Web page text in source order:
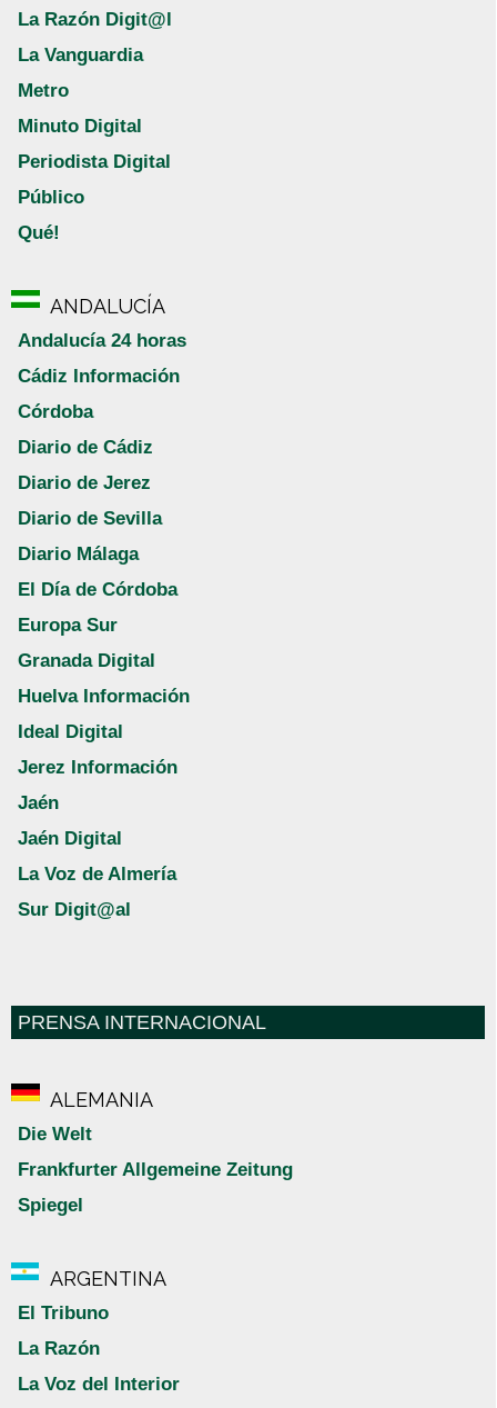
La Razón Digit@l
La Vanguardia
Metro
Minuto Digital
Periodista Digital
Público
Qué!
ANDALUCÍA
Andalucía 24 horas
Cádiz Información
Córdoba
Diario de Cádiz
Diario de Jerez
Diario de Sevilla
Diario Málaga
El Día de Córdoba
Europa Sur
Granada Digital
Huelva Información
Ideal Digital
Jerez Información
Jaén
Jaén Digital
La Voz de Almería
Sur Digit@al
PRENSA INTERNACIONAL
ALEMANIA
Die Welt
Frankfurter Allgemeine Zeitung
Spiegel
ARGENTINA
El Tribuno
La Razón
La Voz del Interior